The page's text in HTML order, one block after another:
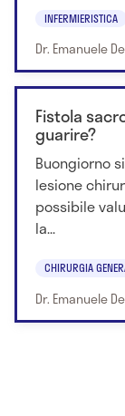
INFERMIERISTICA
Dr. Emanuele
Fistola
guarire?
Buongiorno
lesione
possibile
la...
CHIRURGIA
Dr. Emanuele